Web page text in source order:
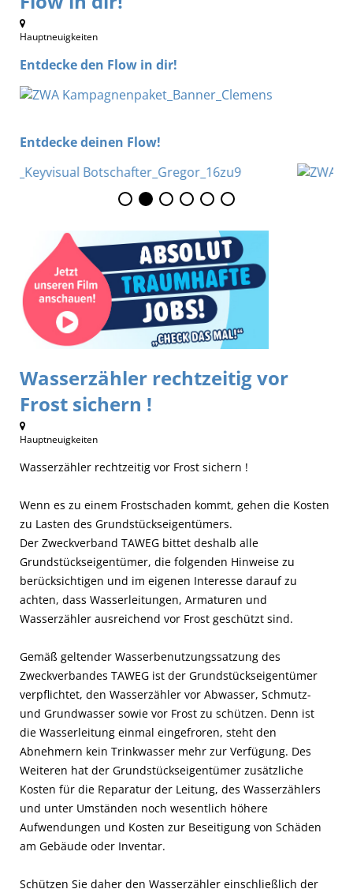
Hauptneuigkeiten
Entdecke den Flow in dir!
Entdecke deinen Flow!
Wasserzähler rechtzeitig vor
Frost sichern !
Hauptneuigkeiten
Wasserzähler rechtzeitig vor Frost sichern !
Wenn es zu einem Frostschaden kommt, gehen die Kosten
zu Lasten des Grundstückseigentümers.
Der Zweckverband TAWEG bittet deshalb alle
Grundstückseigentümer, die folgenden Hinweise zu
berücksichtigen und im eigenen Interesse darauf zu
achten, dass Wasserleitungen, Armaturen und
Wasserzähler ausreichend vor Frost geschützt sind.
Gemäß geltender Wasserbenutzungssatzung des
Zweckverbandes TAWEG ist der Grundstückseigentümer
verpflichtet, den Wasserzähler vor Abwasser, Schmutz-
und Grundwasser sowie vor Frost zu schützen. Denn ist
die Wasserleitung einmal eingefroren, steht den
Abnehmern kein Trinkwasser mehr zur Verfügung. Des
Weiteren hat der Grundstückseigentümer zusätzliche
Kosten für die Reparatur der Leitung, des Wasserzählers
und unter Umständen noch wesentlich höhere
Aufwendungen und Kosten zur Beseitigung von Schäden
am Gebäude oder Inventar.
Schützen Sie daher den Wasserzähler einschließlich der